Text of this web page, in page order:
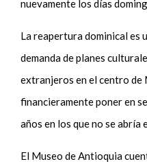
nuevamente los días
La reapertura dominical es
demanda de planes
extranjeros en el centro de
financieramente poner en
años en los que no se abría
El Museo de Antioquia